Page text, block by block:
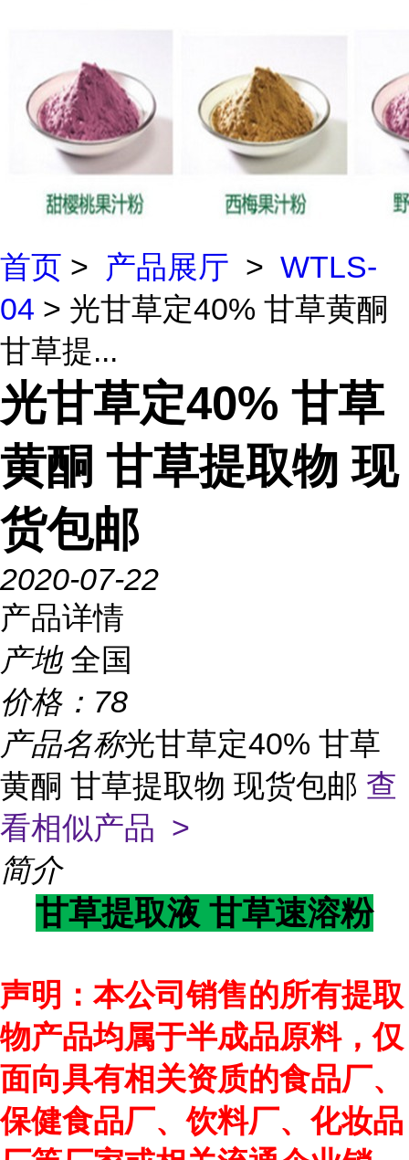
首页 > 产品展厅 > WTLS-
04 > 光甘草定40% 甘草黄酮
甘草提...
光甘草定40% 甘草
黄酮 甘草提取物 现
货包邮
2020-07-22
产品详情
产地 全国
价格： 78
产品名称光甘草定40% 甘草
黄酮 甘草提取物 现货包邮 查
看相似产品 >
简介
甘草提取液 甘草速溶粉
声明：本公司销售的所有提取
物产品均属于半成品原料，仅
面向具有相关资质的食品厂、
保健食品厂、饮料厂、化妆品